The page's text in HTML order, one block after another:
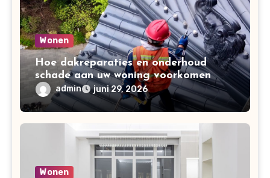
Wonen
Hoe dakreparaties en onderhoud
schade aan uw woning voorkomen
admin juni 29, 2026
Wonen